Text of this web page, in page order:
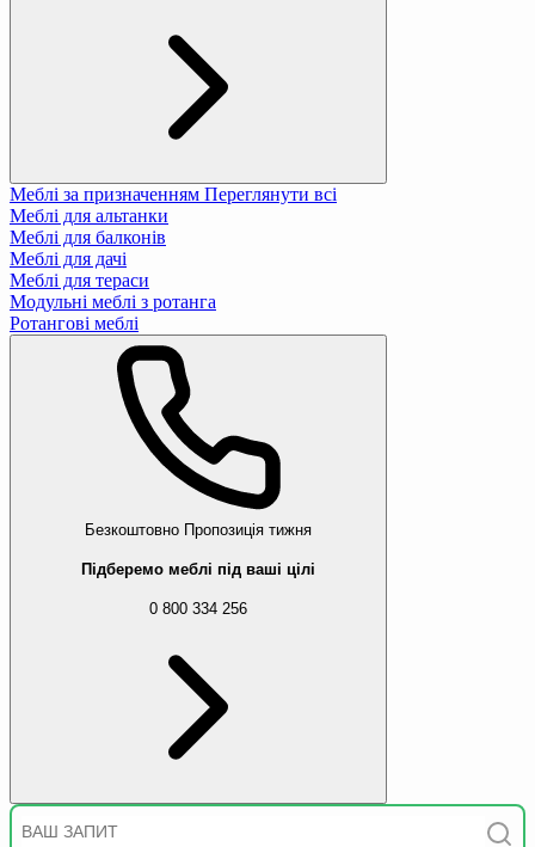
Меблі за призначенням Переглянути всі
Меблі для альтанки
Меблі для балконів
Меблі для дачі
Меблі для тераси
Модульні меблі з ротанга
Ротангові меблі
Безкоштовно Пропозиція тижня
Підберемо меблі під ваші цілі
0 800 334 256